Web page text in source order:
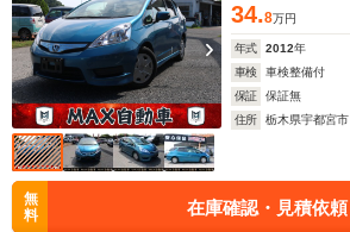
34.8万円
年式 2012年
車検
車検整備付
保証
保証無
住所
栃木県宇都宮市
無
料
在庫確認・見積依頼